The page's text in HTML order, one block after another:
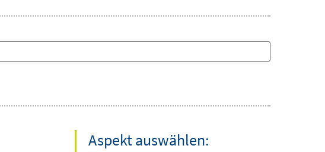
Aspekt auswählen: